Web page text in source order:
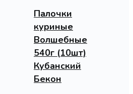
Палочки
куриные
Волшебные
540г (10шт)
Кубанский
Бекон